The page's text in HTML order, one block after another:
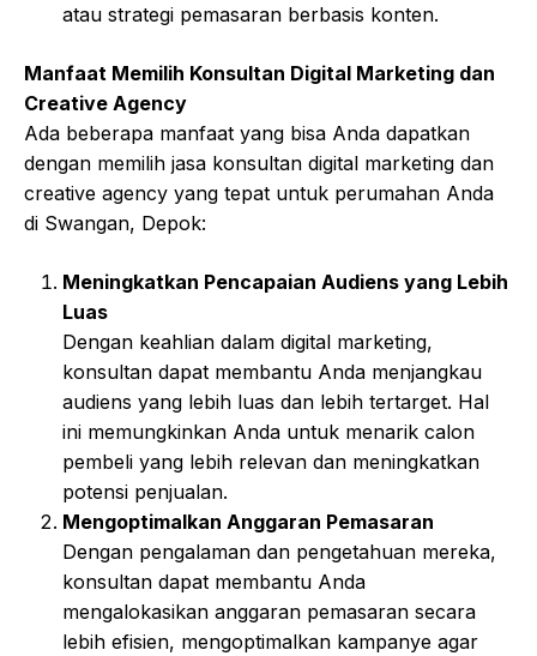
atau strategi pemasaran berbasis konten.
Manfaat Memilih Konsultan Digital Marketing dan
Creative Agency
Ada beberapa manfaat yang bisa Anda dapatkan
dengan memilih jasa konsultan digital marketing dan
creative agency yang tepat untuk perumahan Anda
di Swangan, Depok:
Meningkatkan Pencapaian Audiens yang Lebih
Luas
Dengan keahlian dalam digital marketing,
konsultan dapat membantu Anda menjangkau
audiens yang lebih luas dan lebih tertarget. Hal
ini memungkinkan Anda untuk menarik calon
pembeli yang lebih relevan dan meningkatkan
potensi penjualan.
Mengoptimalkan Anggaran Pemasaran
Dengan pengalaman dan pengetahuan mereka,
konsultan dapat membantu Anda
mengalokasikan anggaran pemasaran secara
lebih efisien, mengoptimalkan kampanye agar